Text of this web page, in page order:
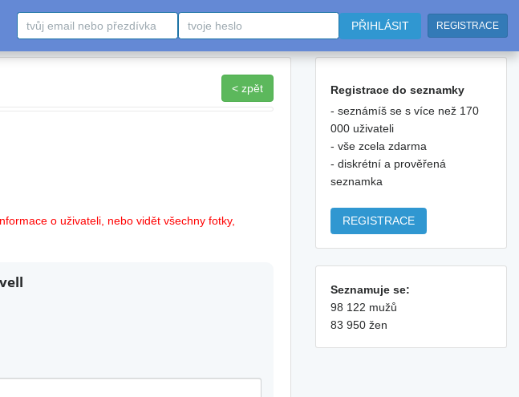
PŘIHLÁSIT REGISTRACE
< zpět
o uživateli, nebo vidět všechny fotky,
Registrace do seznamky
- seznámíš se s více než 170
000 uživateli
- vše zcela zdarma
- diskrétní a prověřená
seznamka
REGISTRACE
Seznamuje se:
98 122 mužů
83 950 žen